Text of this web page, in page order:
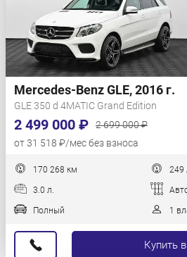
Mercedes-Benz GLE, 2016 г.
GLE 350 d 4MATIC Grand Edition
2 499 000 ₽
2 699 000 ₽
от 31 518 ₽/мес без взноса
170 268 км 249
3.0 л.
Полный 1
Купить